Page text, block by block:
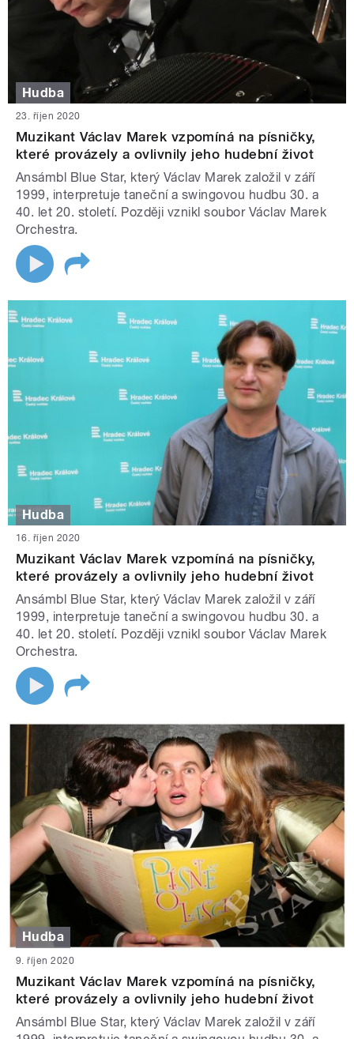
Hudba
23. říjen 2020
Muzikant Václav Marek vzpomíná na písničky,
které provázely a ovlivnily jeho hudební život
Ansámbl Blue Star, který Václav Marek založil v září
1999, interpretuje taneční a swingovou hudbu 30. a
40. let 20. století. Později vznikl soubor Václav Marek
Orchestra.
Hudba
16. říjen 2020
Muzikant Václav Marek vzpomíná na písničky,
které provázely a ovlivnily jeho hudební život
Ansámbl Blue Star, který Václav Marek založil v září
1999, interpretuje taneční a swingovou hudbu 30. a
40. let 20. století. Později vznikl soubor Václav Marek
Orchestra.
Hudba
9. říjen 2020
Muzikant Václav Marek vzpomíná na písničky,
které provázely a ovlivnily jeho hudební život
Ansámbl Blue Star, který Václav Marek založil v září